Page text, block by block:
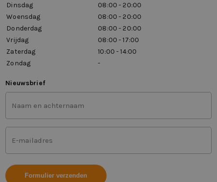
Dinsdag
08:00 - 20:00
Woensdag
08:00 - 20:00
Donderdag
08:00 - 20:00
Vrijdag
08:00 - 17:00
Zaterdag
10:00 - 14:00
Zondag
-
Nieuwsbrief
Voor-
en
achternaam
(Vereist)
Mailadres
(Vereist)